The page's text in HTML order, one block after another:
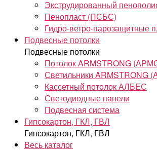
Экструдированный
Пенопласт (ПСБС)
Гидро-ветро-парозащитные
Подвесные потолки
Подвесные потолки
Потолок ARMSTRONG
Светильники
Кассетный потолок АЛБЕС
Светодиодные панели
Подвесная система
Гипсокартон, ГКЛ, ГВЛ
Гипсокартон, ГКЛ, ГВЛ
Весь каталог